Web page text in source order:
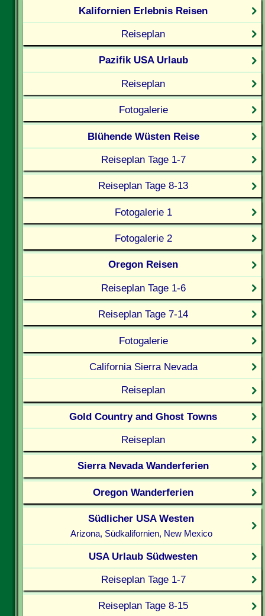
Kalifornien Erlebnis Reisen
Reiseplan
Pazifik USA Urlaub
Reiseplan
Fotogalerie
Blühende Wüsten Reise
Reiseplan Tage 1-7
Reiseplan Tage 8-13
Fotogalerie 1
Fotogalerie 2
Oregon Reisen
Reiseplan Tage 1-6
Reiseplan Tage 7-14
Fotogalerie
California Sierra Nevada
Reiseplan
Gold Country and Ghost Towns
Reiseplan
Sierra Nevada Wanderferien
Oregon Wanderferien
Südlicher USA Westen
Arizona, Südkalifornien, New Mexico
USA Urlaub Südwesten
Reiseplan Tage 1-7
Reiseplan Tage 8-15